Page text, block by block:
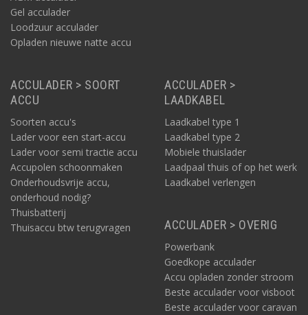
Gel acculader
Loodzuur acculader
Opladen nieuwe natte accu
ACCULADER > SOORT
ACCU
Soorten accu's
Lader voor een start-accu
Lader voor semi tractie accu
Accupolen schoonmaken
Onderhoudsvrije accu,
onderhoud nodig?
Thuisbatterij
Thuisaccu btw terugvragen
ACCULADER >
LAADKABEL
Laadkabel type 1
Laadkabel type 2
Mobiele thuislader
Laadpaal thuis of op het werk
Laadkabel verlengen
ACCULADER > OVERIG
Powerbank
Goedkope acculader
Accu opladen zonder stroom
Beste acculader voor visboot
Beste acculader voor caravan